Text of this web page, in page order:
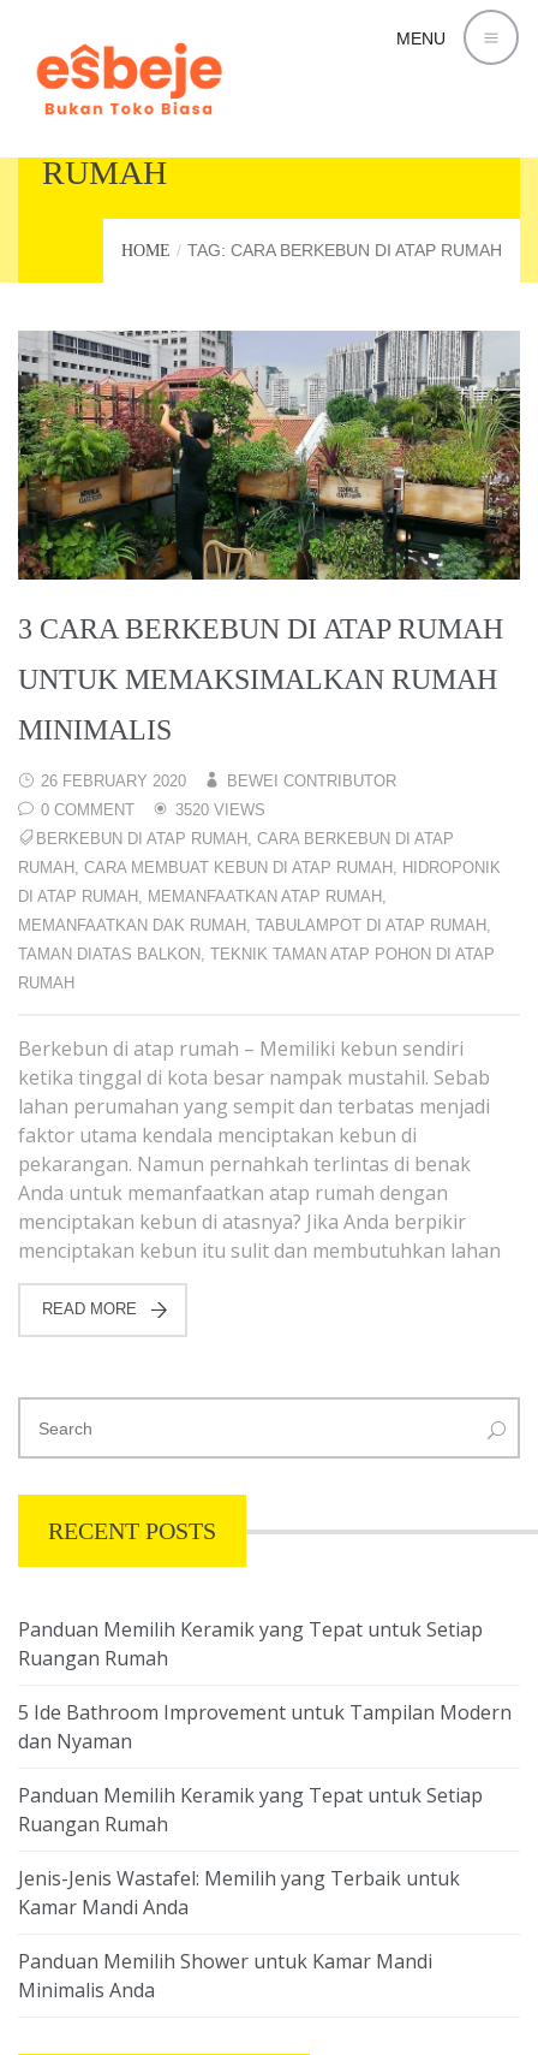
MENU
RUMAH
HOME TAG: CARA BERKEBUN DI ATAP RUMAH
3 CARA BERKEBUN DI ATAP RUMAH
UNTUK MEMAKSIMALKAN RUMAH
MINIMALIS
26 FEBRUARY 2020
BEWEI CONTRIBUTOR
0 COMMENT
3520 VIEWS
BERKEBUN DI ATAP RUMAH CARA BERKEBUN DI ATAP
RUMAH CARA MEMBUAT KEBUN DI ATAP RUMAH HIDROPONIK
DI ATAP RUMAH MEMANFAATKAN ATAP RUMAH
MEMANFAATKAN DAK RUMAH TABULAMPOT DI ATAP RUMAH
TAMAN DIATAS BALKON TEKNIK TAMAN ATAP POHON DI ATAP
RUMAH
Berkebun di atap rumah – Memiliki kebun sendiri
ketika tinggal di kota besar nampak mustahil. Sebab
lahan perumahan yang sempit dan terbatas menjadi
faktor utama kendala menciptakan kebun di
pekarangan. Namun pernahkah terlintas di benak
Anda untuk memanfaatkan atap rumah dengan
menciptakan kebun di atasnya? Jika Anda berpikir
menciptakan kebun itu sulit dan membutuhkan lahan
READ MORE
RECENT POSTS
Panduan Memilih Keramik yang Tepat untuk Setiap
Ruangan Rumah
5 Ide Bathroom Improvement untuk Tampilan Modern
dan Nyaman
Panduan Memilih Keramik yang Tepat untuk Setiap
Ruangan Rumah
Jenis-Jenis Wastafel: Memilih yang Terbaik untuk
Kamar Mandi Anda
Panduan Memilih Shower untuk Kamar Mandi
Minimalis Anda